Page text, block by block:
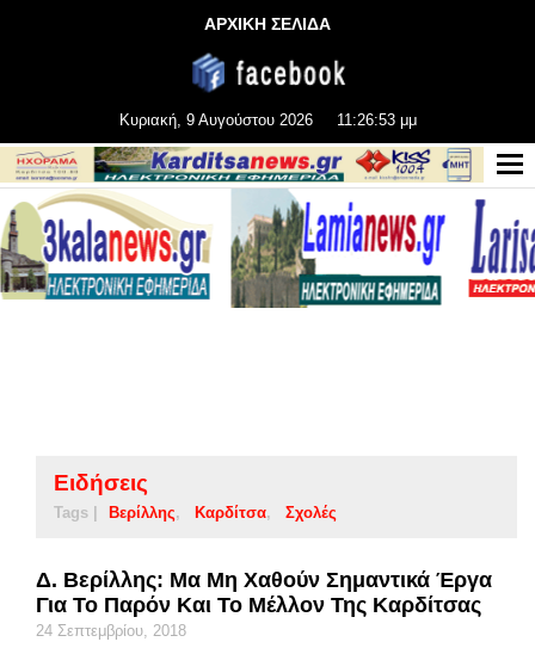
ΑΡΧΙΚΗ ΣΕΛΙΔΑ
Κυριακή, 9 Αυγούστου 2026 11:26:54 μμ
Ειδήσεις
Tags | Βερίλλης Καρδίτσα Σχολές
Δ. Βερίλλης: Μα Μη Χαθούν Σημαντικά Έργα
Για Το Παρόν Και Το Μέλλον Της Καρδίτσας
24 Σεπτεμβρίου, 2018